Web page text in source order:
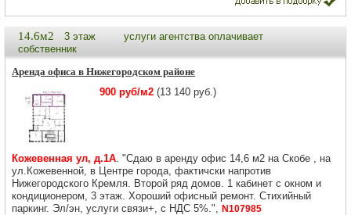
14.6м2 3 этаж
услуги агентства оплачивает
собственник
Аренда офиса в Нижегородском районе
900 руб/м2 (13 140 руб.)
Кожевенная ул, д.1А. "Сдаю в аренду офис 14,6 м2 на Скобе , на
ул.Кожевенной, в Центре города, фактичски напротив
Нижегородского Кремля. Второй ряд домов. 1 кабинет с окном и
кондиционером, 3 этаж. Хороший офисный ремонт. Стихийный
паркинг. Эл/эн, услуги связи+, с НДС 5%.", N107985